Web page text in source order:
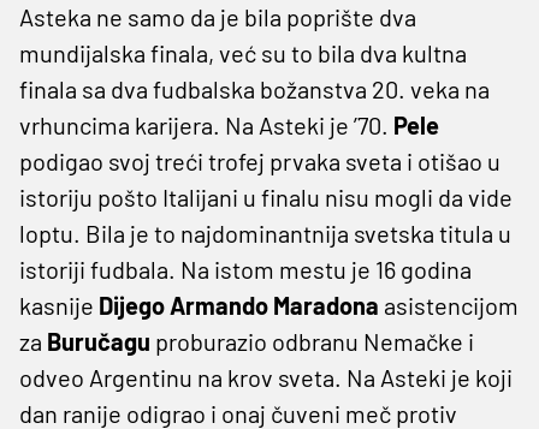
Asteka ne samo da je bila poprište dva
mundijalska finala, već su to bila dva kultna
finala sa dva fudbalska božanstva 20. veka na
vrhuncima karijera. Na Asteki je ’70. Pele
podigao svoj treći trofej prvaka sveta i otišao u
istoriju pošto Italijani u finalu nisu mogli da vide
loptu. Bila je to najdominantnija svetska titula u
istoriji fudbala. Na istom mestu je 16 godina
kasnije Dijego Armando Maradona asistencijom
za Buručagu proburazio odbranu Nemačke i
odveo Argentinu na krov sveta. Na Asteki je koji
dan ranije odigrao i onaj čuveni meč protiv